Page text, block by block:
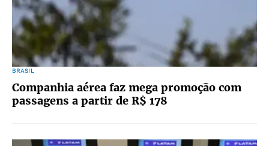
BRASIL
Companhia aérea faz mega promoção com
passagens a partir de R$ 178